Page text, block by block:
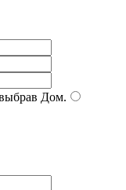
Дом.